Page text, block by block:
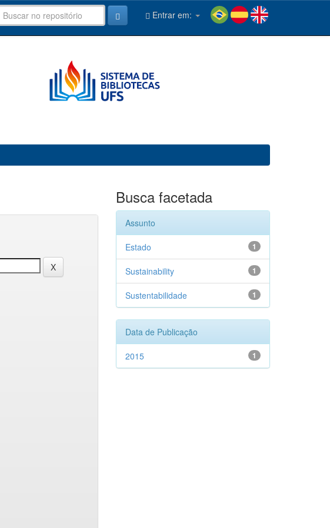
Entrar em:
Busca facetada
Assunto
1
Estado
1
Sustainability
1
Sustentabilidade
Data de Publicação
1
2015